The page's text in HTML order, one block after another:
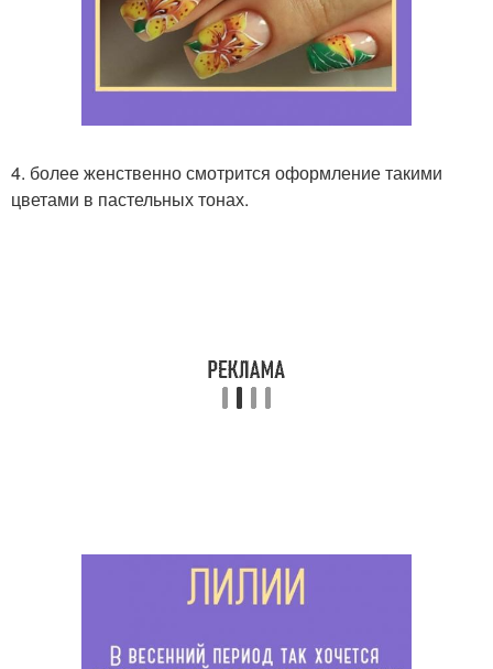
4. более женственно смотрится оформление такими
цветами в пастельных тонах.